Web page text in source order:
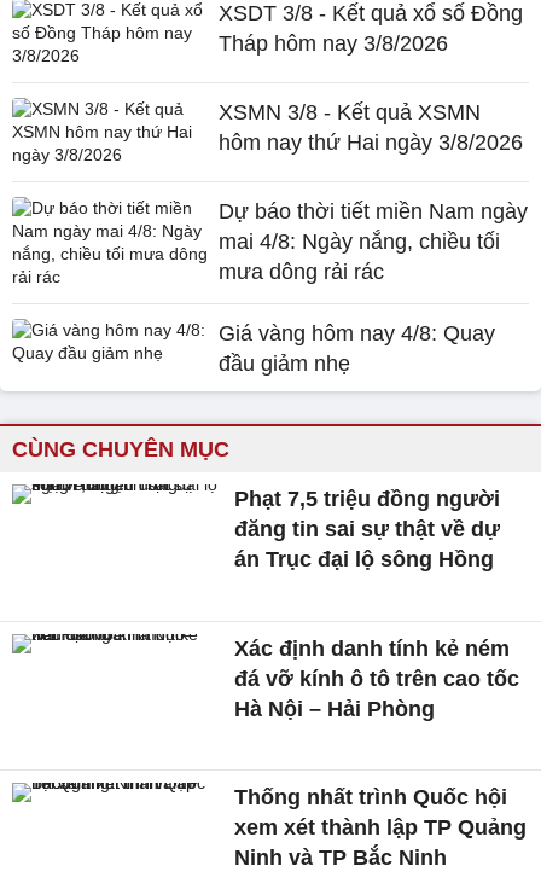
XSDT 3/8 - Kết quả xổ số Đồng
Tháp hôm nay 3/8/2026
XSMN 3/8 - Kết quả XSMN
hôm nay thứ Hai ngày 3/8/2026
Dự báo thời tiết miền Nam ngày
mai 4/8: Ngày nắng, chiều tối
mưa dông rải rác
Giá vàng hôm nay 4/8: Quay
đầu giảm nhẹ
CÙNG CHUYÊN MỤC
Phạt 7,5 triệu đồng người
đăng tin sai sự thật về dự
án Trục đại lộ sông Hồng
Xác định danh tính kẻ ném
đá vỡ kính ô tô trên cao tốc
Hà Nội – Hải Phòng
Thống nhất trình Quốc hội
xem xét thành lập TP Quảng
Ninh và TP Bắc Ninh